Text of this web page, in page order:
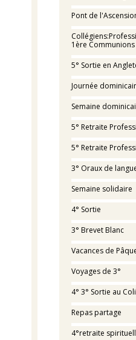
Pont de
1ère Communions
5° Sortie en
Journée
Semaine
5° Retraite
5° Retraite
3° Oraux de
Semaine solidaire
4° Sortie
3° Brevet Blanc
Vacances de
Voyages de 3°
4° 3° Sortie au
Repas partage
4°retraite